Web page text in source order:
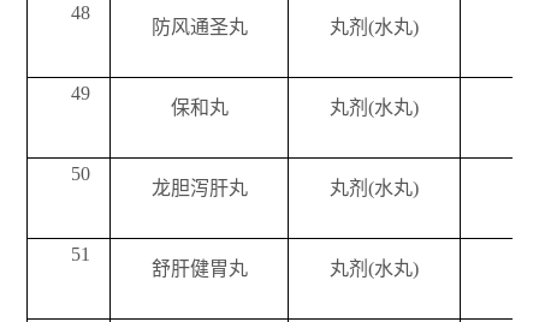
48
防风通圣丸 丸剂(水丸)
49
保和丸 丸剂(水丸)
50
龙胆泻肝丸 丸剂(水丸)
51
舒肝健胃丸 丸剂(水丸)